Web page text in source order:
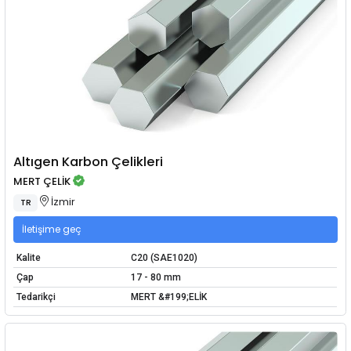
Altıgen Karbon Çelikleri
MERT ÇELİK
TR İzmir
İletişime geç
Kalite
C20 (SAE1020)
Çap
17 - 80 mm
Tedarikçi
MERT &#199;ELİK